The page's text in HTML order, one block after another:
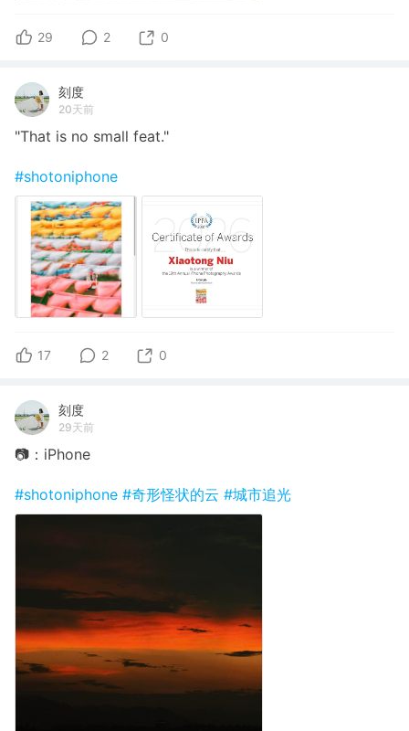
29 2 0
刻度
20天前
"That is no small feat."
#shotoniphone
17 2 0
刻度
29天前
📷：iPhone
#shotoniphone #奇形怪状的云 #城市追光